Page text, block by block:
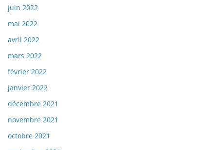
juin 2022
mai 2022
avril 2022
mars 2022
février 2022
janvier 2022
décembre 2021
novembre 2021
octobre 2021